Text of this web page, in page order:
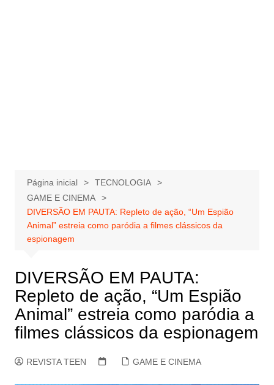
Página inicial
TECNOLOGIA
GAME E CINEMA
DIVERSÃO EM PAUTA: Repleto de ação, “Um Espião
Animal” estreia como paródia a filmes clássicos da
espionagem
DIVERSÃO EM PAUTA:
Repleto de ação, “Um Espião
Animal” estreia como paródia a
filmes clássicos da espionagem
REVISTA TEEN GAME E CINEMA